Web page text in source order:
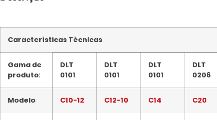
Características Técnicas
Gama de
produto:
DLT
0101
DLT
0101
DLT
0101
DLT
0206
Modelo: C10-12 C12-10 C14 C20